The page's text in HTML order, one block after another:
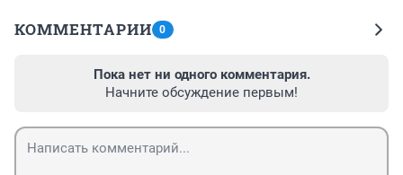
КОММЕНТАРИИ 0
Пока нет ни одного комментария.
Начните обсуждение первым!